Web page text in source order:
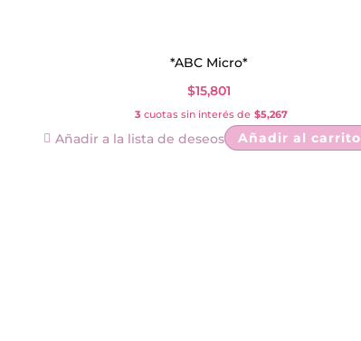
*ABC Micro*
$15,801
3 cuotas sin interés de $5,267
Añadir a la lista de deseos Añadir al carrito